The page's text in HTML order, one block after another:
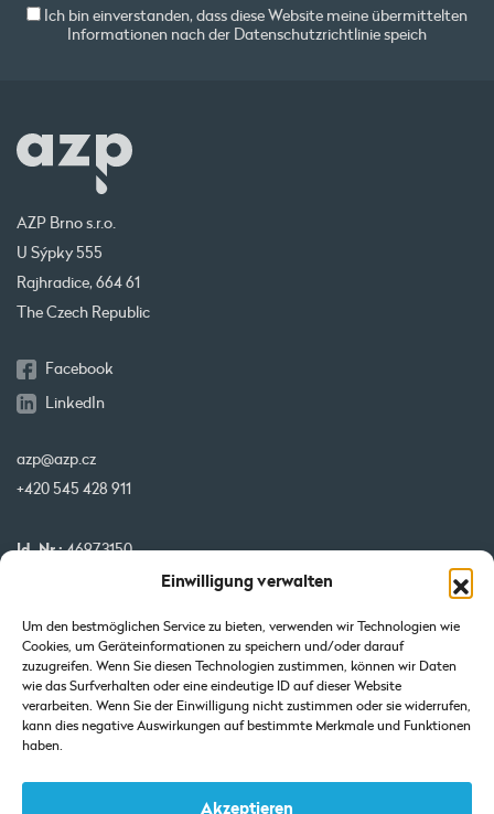
Einwilligung verwalten
Um den bestmöglichen Service zu bieten, verwenden wir Technologien wie
Cookies, um Geräteinformationen zu speichern und/oder darauf
zuzugreifen. Wenn Sie diesen Technologien zustimmen, können wir Daten
wie das Surfverhalten oder eine eindeutige ID auf dieser Website
verarbeiten. Wenn Sie der Einwilligung nicht zustimmen oder sie widerrufen,
kann dies negative Auswirkungen auf bestimmte Merkmale und Funktionen
haben.
Akzeptieren
Ich bin einverstanden, dass diese Website meine übermittelten
Informationen nach der Datenschutzrichtliniespeich
AZP Brno s.r.o.
U Sýpky 555
Rajhradice, 664 61
The Czech Republic
Facebook
LinkedIn
azp@azp.cz
+420 545 428 911
Id. Nr.:46973150
CZ46973150
BIC:GIBA CZ PX
Unsere Projekte werden von der EU kofinanziert